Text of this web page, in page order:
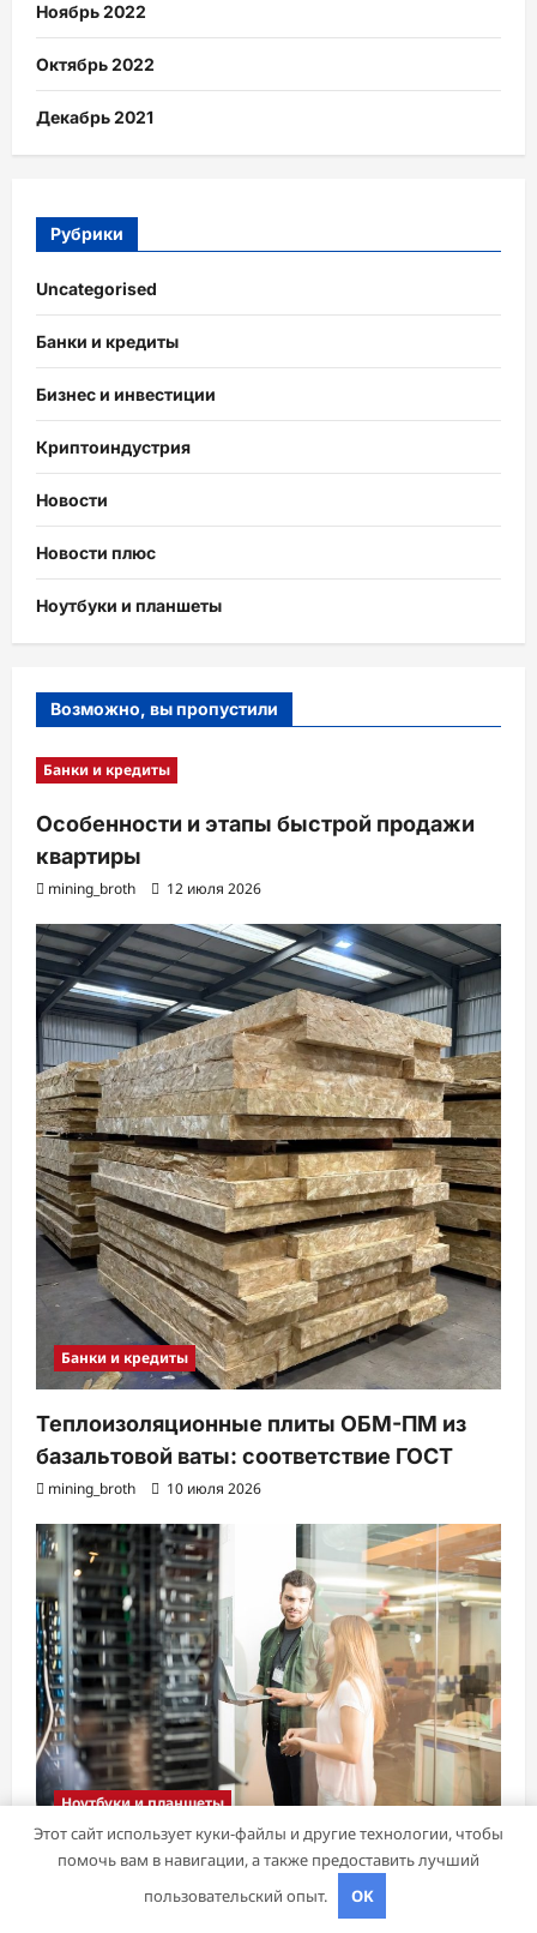
Ноябрь 2022
Октябрь 2022
Декабрь 2021
Рубрики
Uncategorised
Банки и кредиты
Бизнес и инвестиции
Криптоиндустрия
Новости
Новости плюс
Ноутбуки и планшеты
Возможно, вы пропустили
Банки и кредиты
Особенности и этапы быстрой продажи
квартиры
mining_broth 12 июля 2026
Банки и кредиты
Теплоизоляционные плиты ОБМ-ПМ из
базальтовой ваты: соответствие ГОСТ
mining_broth 10 июля 2026
Ноутбуки и планшеты
Почему бизнес выбирает VPS в Германии:
взгляд сквозь призму IT-инфраструктуры
Этот сайт использует куки-файлы и другие технологии, чтобы
помочь вам в навигации, а также предоставить лучший
пользовательский опыт.
OK